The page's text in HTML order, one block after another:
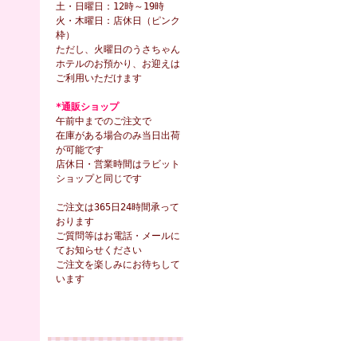
土・日曜日：12時～19時
火・木曜日：店休日（ピンク
枠）
ただし、火曜日のうさちゃん
ホテルのお預かり、お迎えは
ご利用いただけます
*通販ショップ
午前中までのご注文で
在庫がある場合のみ当日出荷
が可能です
店休日・営業時間はラビット
ショップと同じです
ご注文は365日24時間承って
おります
ご質問等はお電話・メールに
てお知らせください
ご注文を楽しみにお待ちして
います